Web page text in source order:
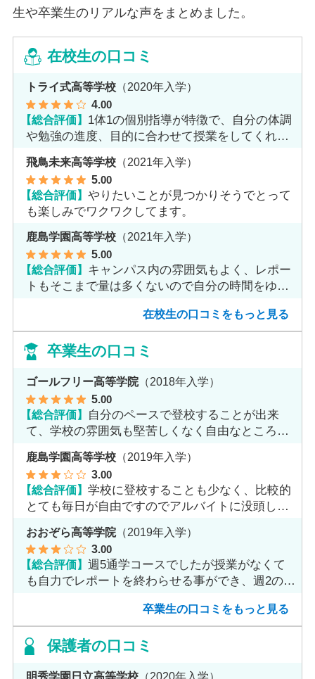
生や卒業生のリアルな声をまとめました。
在校生の口コミ
トライ式高等学校 （2020年入学）
4.00
【総合評価】 1体1の個別指導が特徴で、自分の体調
や勉強の進度、目的に合わせて授業をしてくれま
飛鳥未来高等学校 （2021年入学）
5.00
【総合評価】やりたいことが見つかりそうでとって
も楽しみでワクワクしてます。
鹿島学園高等学校 （2021年入学）
5.00
【総合評価】 キャンパス内の雰囲気もよく、レポー
トもそこまで量は多くないので自分の時間をゆっ
在校生の口コミをもっと見る
卒業生の口コミ
ゴールフリー高等学院（2018年入学）
5.00
【総合評価】 自分のペースで登校することが出来
て、学校の雰囲気も堅苦しくなく自由なところが
鹿島学園高等学校 （2019年入学）
3.00
【総合評価】学校に登校することも少なく、比較的
とても毎日が自由ですのでアルバイトに没頭して
おおぞら高等学院 （2019年入学）
3.00
【総合評価】週5通学コースでしたが授業がなくて
も自力でレポートを終わらせる事ができ、週2のコ
卒業生の口コミをもっと見る
保護者の口コミ